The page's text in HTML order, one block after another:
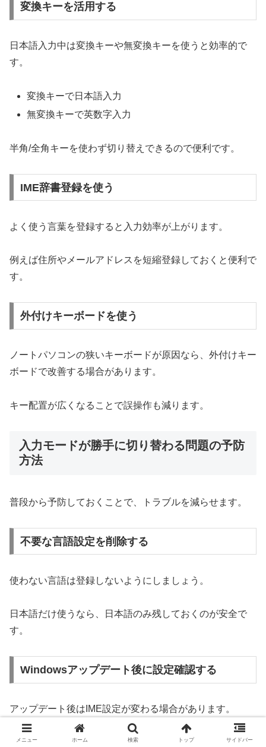
変換キーを活用する
日本語入力中は変換キーや無変換キーを使うと効率的で
す。
変換キーで日本語入力
無変換キーで英数字入力
半角/全角キーを使わず切り替えできるので便利です。
IME辞書登録を使う
よく使う言葉を登録すると入力効率が上がります。
例えば住所やメールアドレスを短縮登録しておくと便利で
す。
外付けキーボードを使う
ノートパソコンの狭いキーボードが原因なら、外付けキー
ボードで改善する場合があります。
キー配置が広くなることで誤操作も減ります。
入力モードが勝手に切り替わる問題の予防
方法
普段から予防しておくことで、トラブルを減らせます。
不要な言語設定を削除する
使わない言語は登録しないようにしましょう。
日本語だけ使うなら、日本語のみ残しておくのが安全で
す。
Windowsアップデート後に設定確認する
アップデート後はIME設定が変わる場合があります。
動作がおかしくなったら早めに確認しましょう。
メニュー ホーム 検索 トップ サイドバー